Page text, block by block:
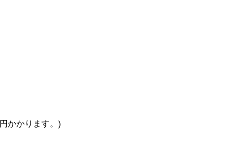
かかります。)